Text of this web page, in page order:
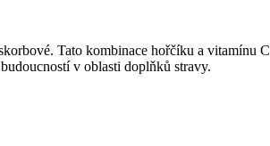
Tato kombinace hořčíku a
v oblasti doplňků stravy.